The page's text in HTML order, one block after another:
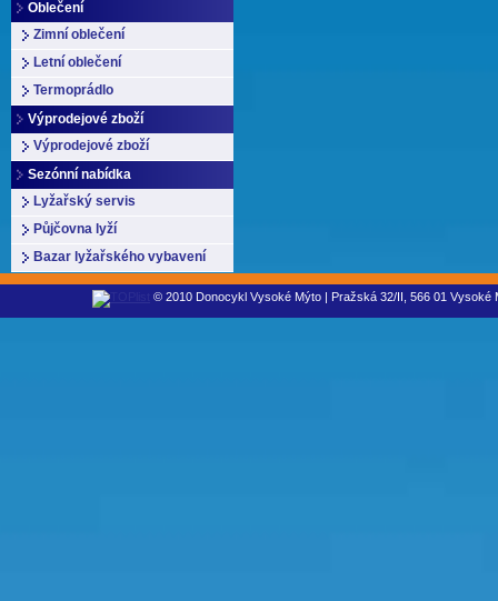
Oblečení
Zimní oblečení
Letní oblečení
Termoprádlo
Výprodejové zboží
Výprodejové zboží
Sezónní nabídka
Lyžařský servis
Půjčovna lyží
Bazar lyžařského vybavení
© 2010 Donocykl Vysoké Mýto | Pražská 32/II, 566 01 Vysoké